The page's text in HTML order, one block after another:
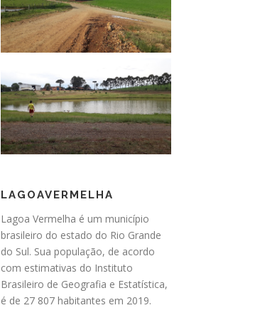
LAGOAVERMELHA
Lagoa Vermelha é um município
brasileiro do estado do Rio Grande
do Sul. Sua população, de acordo
com estimativas do Instituto
Brasileiro de Geografia e Estatística,
é de 27 807 habitantes em 2019.